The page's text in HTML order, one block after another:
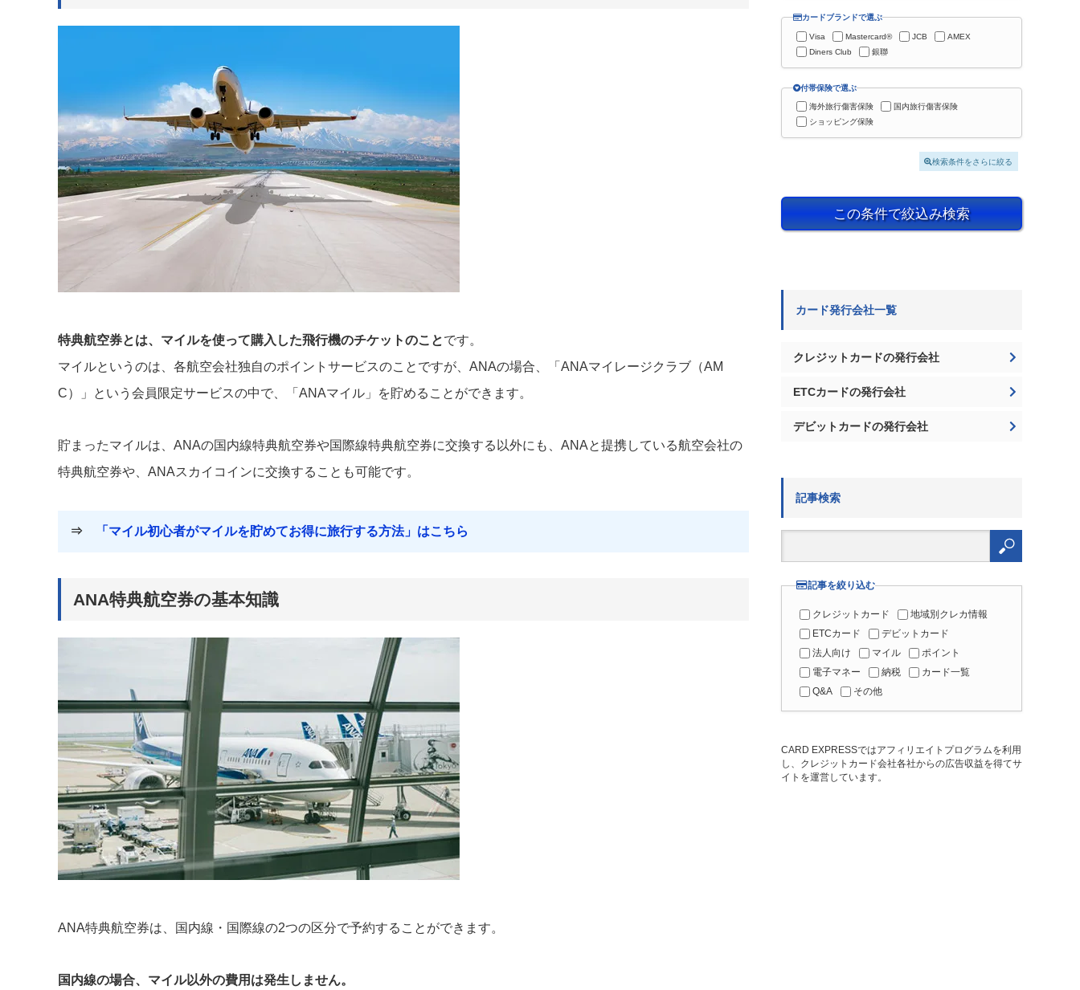
特典航空券とは、マイルを使って購入した飛行機のチケットのことです。
マイルというのは、各航空会社独自のポイントサービスのことですが、ANAの場合、「ANAマイレージクラブ（AM
C）」という会員限定サービスの中で、「ANAマイル」を貯めることができます。
貯まったマイルは、ANAの国内線特典航空券や国際線特典航空券に交換する以外にも、ANAと提携している航空会社の
特典航空券や、ANAスカイコインに交換することも可能です。
⇒ 「マイル初心者がマイルを貯めてお得に旅行する方法」はこちら
ANA特典航空券の基本知識
ANA特典航空券は、国内線・国際線の2つの区分で予約することができます。
国内線の場合、マイル以外の費用は発生しません。
カードブランドで選ぶ
Visa Mastercard® JCB
AMEX
Diners Club
銀聯
付帯保険で選ぶ
海外旅行傷害保険
国内旅行傷害保険
ショッピング保険
検索条件をさらに絞る
この条件で絞込み検索
カード発行会社一覧
クレジットカードの発行会社
ETCカードの発行会社
デビットカードの発行会社
記事検索
検
記事を絞り込む
クレジットカード
地域別クレカ情報
ETCカード
デビットカード
法人向け
マイル
ポイント
電子マネー
納税
カード一覧
Q&A
その他
CARD EXPRESSではアフィリエイトプログラムを利用
し、クレジットカード会社各社からの広告収益を得てサ
イトを運営しています。